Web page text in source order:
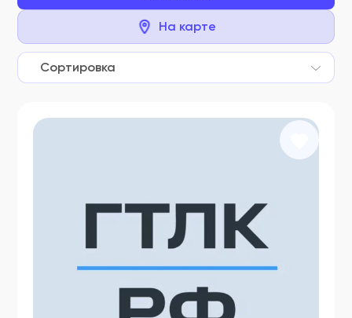
На карте
Сортировка